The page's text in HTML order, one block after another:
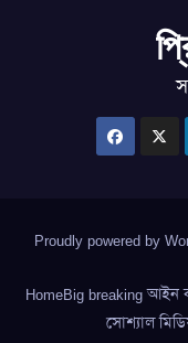
Proudly powered by
HomeBig breaking আইন
সোশ্যাল